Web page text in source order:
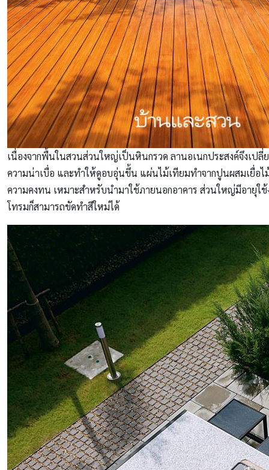
เนื่องจากพื้นในสวนส่วนใหญ่เป็นหินกรวด ลานอเนกประสงค์จึงเปลี่
ความน่าเบื่อ และทำให้ดูอบอุ่นขึ้น แผ่นไม้เทียมทำจากปูนผสมเยื่อไ
ความคงทน เหมาะสำหรับนำมาใช้ภายนอกอาคาร ส่วนใหญ่มีอายุใ
โทรมก็สามารถขัดทำสีใหม่ได้